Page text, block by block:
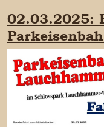
02.03.2025: